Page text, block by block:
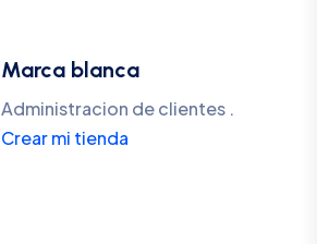
Marca blanca
Administracion de clientes .
Crear mi tienda